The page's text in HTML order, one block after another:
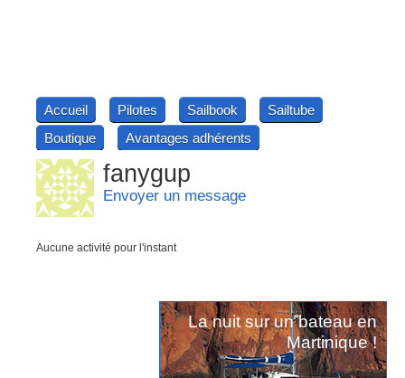
Accueil Pilotes Sailbook
Sailtube
Boutique
Avantages adhérents
fanygup
Envoyer un message
Aucune activité pour l'instant
La nuit sur un bateau en
Martinique !